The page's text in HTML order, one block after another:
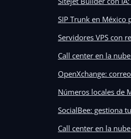
SIP Trunk en México
Servidores VPS con
Call center en la
OpenXchange:
Números locales de
SocialBee: gestiona
Call center en la